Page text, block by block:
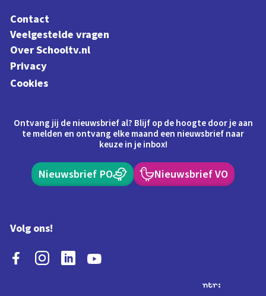
Contact
Veelgestelde vragen
Over Schooltv.nl
Privacy
Cookies
Ontvang jij de nieuwsbrief al? Blijf op de hoogte door je aan
te melden en ontvang elke maand een nieuwsbrief naar
keuze in je inbox!
Nieuwsbrief PO Nieuwsbrief VO
Volg ons!